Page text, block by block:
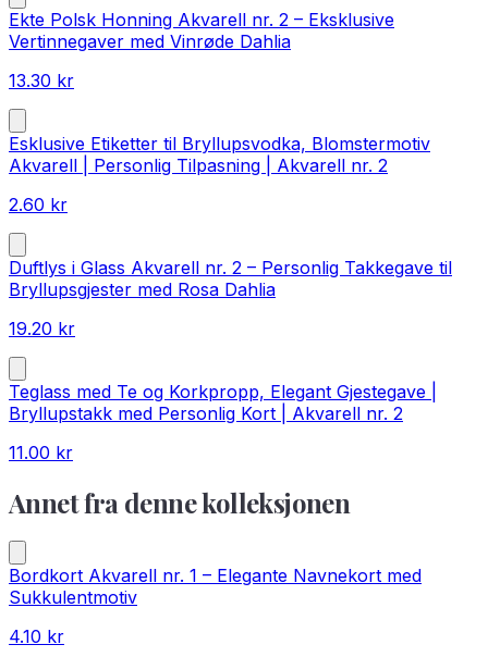
Ekte Polsk Honning Akvarell nr. 2 – Eksklusive
Vertinnegaver med Vinrøde Dahlia
13.30 kr
Esklusive Etiketter til Bryllupsvodka, Blomstermotiv
Akvarell | Personlig Tilpasning | Akvarell nr. 2
2.60 kr
Duftlys i Glass Akvarell nr. 2 – Personlig Takkegave til
Bryllupsgjester med Rosa Dahlia
19.20 kr
Teglass med Te og Korkpropp, Elegant Gjestegave |
Bryllupstakk med Personlig Kort | Akvarell nr. 2
11.00 kr
Annet fra denne kolleksjonen
Bordkort Akvarell nr. 1 – Elegante Navnekort med
Sukkulentmotiv
4.10 kr